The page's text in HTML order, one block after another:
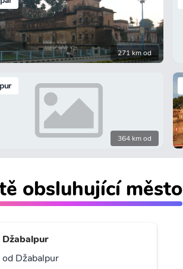
271 km od
364 km od
obsluhující město
Džabalpur
od Džabalpur